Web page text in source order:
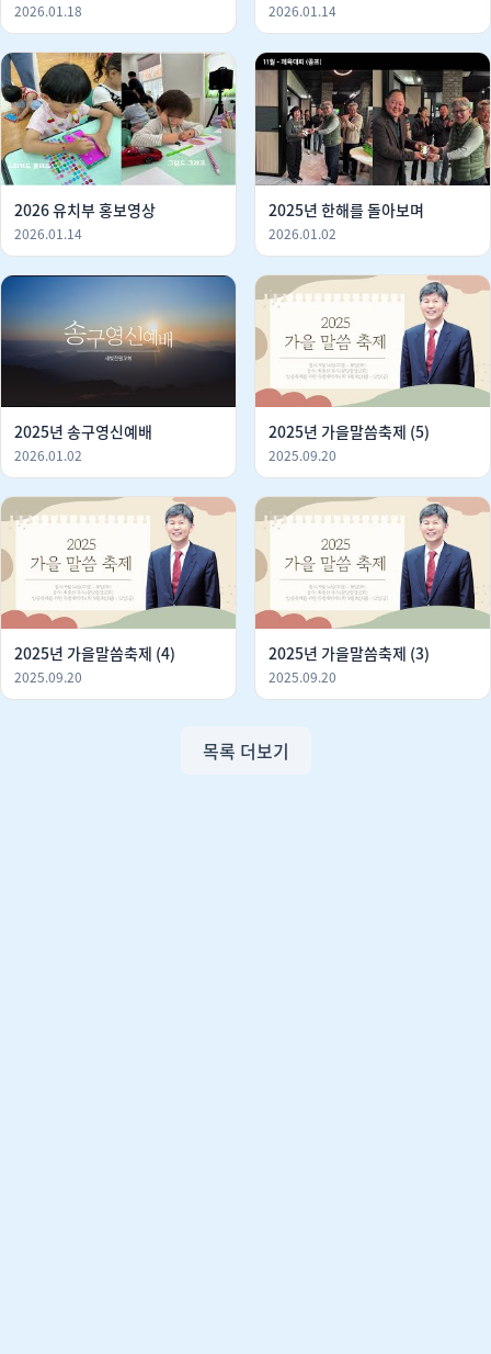
2026.01.18 2026.01.14
2026 유치부 홍보영상
2026.01.14
2025년 한해를 돌아보며
2026.01.02
2025년 송구영신예배
2026.01.02
2025년 가을말씀축제 (5)
2025.09.20
2025년 가을말씀축제 (4)
2025.09.20
2025년 가을말씀축제 (3)
2025.09.20
목록 더보기